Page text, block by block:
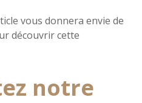
vous donnera envie de
découvrir cette
notre